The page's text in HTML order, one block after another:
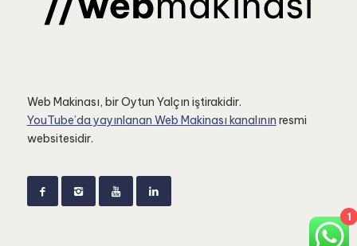
Web Makinası, bir Oytun Yalçın iştirakidir.
YouTube’da yayınlanan Web Makinası kanalının resmi
websitesidir.
1